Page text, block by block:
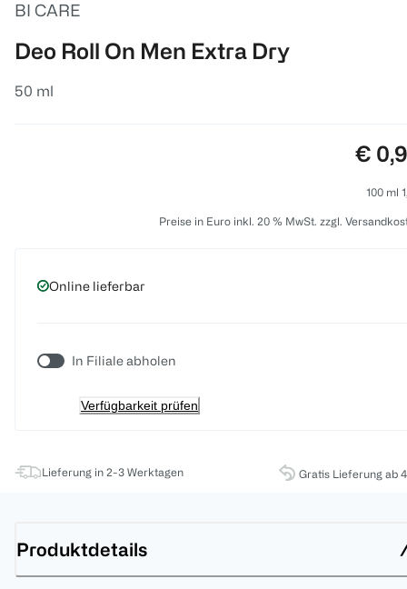
BI CARE
Deo Roll On Men Extra Dry
50 ml
€
100 ml
Preise in Euro inkl. 20 % MwSt. zzgl.
Online lieferbar
In Filiale abholen
Verfügbarkeit prüfen
Lieferung in 2-3 Werktagen Gratis Lieferung ab
Produktdetails